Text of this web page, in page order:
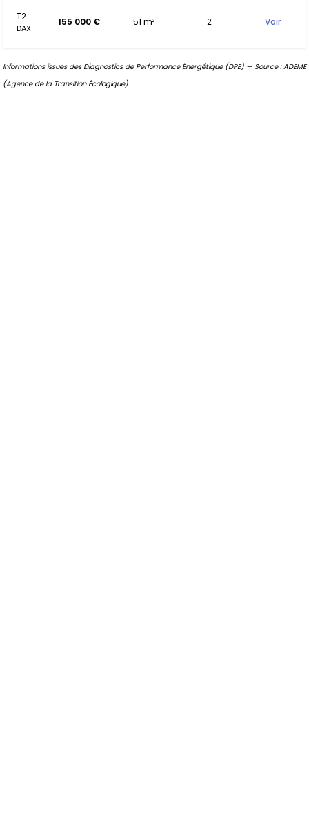
T2
DAX
155 000 € 51 m² 2 Voir
Informations issues des Diagnostics de Performance Énergétique (DPE) — Source : ADEME
(Agence de la Transition Écologique).